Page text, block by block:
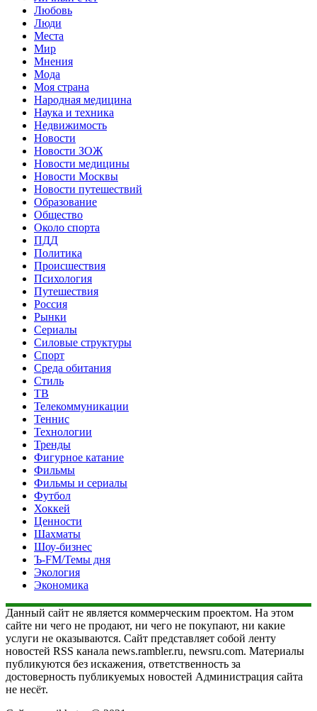
Любовь
Люди
Места
Мир
Мнения
Мода
Моя страна
Народная медицина
Наука и техника
Недвижимость
Новости
Новости ЗОЖ
Новости медицины
Новости Москвы
Новости путешествий
Образование
Общество
Около спорта
ПДД
Политика
Происшествия
Психология
Путешествия
Россия
Рынки
Сериалы
Силовые структуры
Спорт
Среда обитания
Стиль
ТВ
Телекоммуникации
Теннис
Технологии
Тренды
Фигурное катание
Фильмы
Фильмы и сериалы
Футбол
Хоккей
Ценности
Шахматы
Шоу-бизнес
Ъ-FM/Темы дня
Экология
Экономика
Данный сайт не является коммерческим проектом. На этом
сайте ни чего не продают, ни чего не покупают, ни какие
услуги не оказываются. Сайт представляет собой ленту
новостей RSS канала news.rambler.ru, newsru.com. Материалы
публикуются без искажения, ответственность за
достоверность публикуемых новостей Администрация сайта
не несёт.